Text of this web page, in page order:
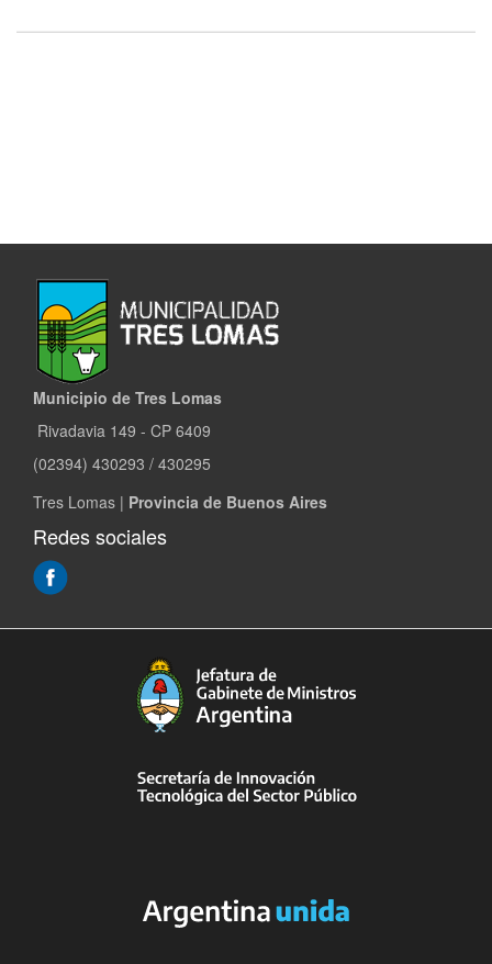
Municipio de Tres Lomas
Rivadavia 149 - CP 6409
(02394) 430293 / 430295
Tres Lomas | Provincia de Buenos Aires
Redes sociales